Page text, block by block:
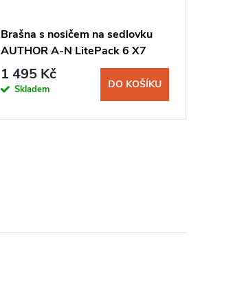
Brašna s nosičem na sedlovku
AUTHOR A-N LitePack 6 X7
1 495 Kč
Skladem DO KOŠÍKU